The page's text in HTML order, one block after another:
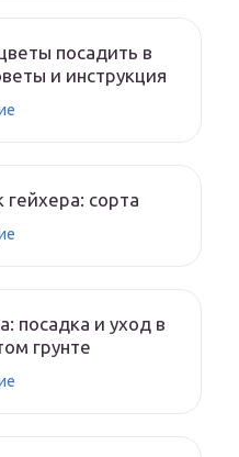
посадить в
и инструкция
гейхера: сорта
посадка и уход в
грунте